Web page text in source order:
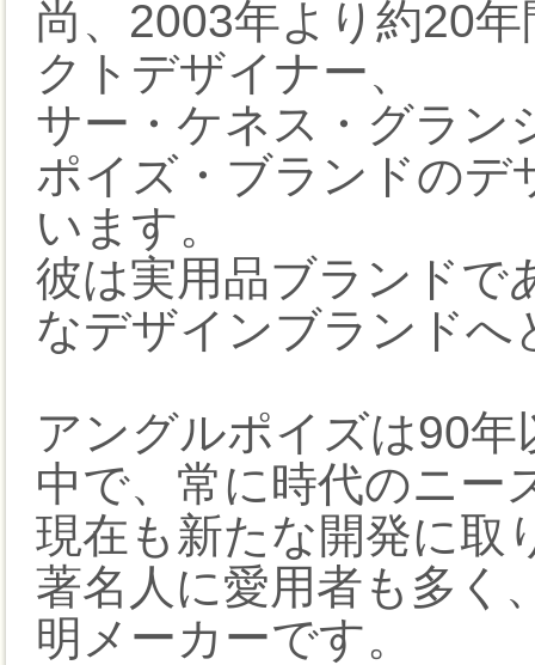
尚、2003年より約20
クトデザイナー、
サー・ケネス・グラン
ポイズ・ブランドのデ
います。
彼は実用品ブランドで
なデザインブランドへ
アングルポイズは90
中で、常に時代のニー
現在も新たな開発に取
著名人に愛用者も多く
明メーカーです。